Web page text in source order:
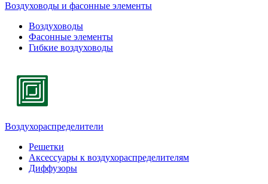
Воздуховоды и фасонные элементы
Воздуховоды
Фасонные элементы
Гибкие воздуховоды
Воздухораспределители
Решетки
Аксессуары к воздухораспределителям
Диффузоры